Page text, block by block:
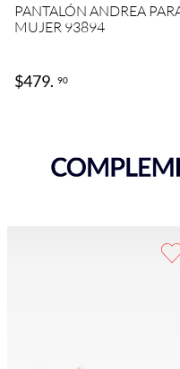
PANTALÓN ANDREA
MUJER 93894
$479. 90